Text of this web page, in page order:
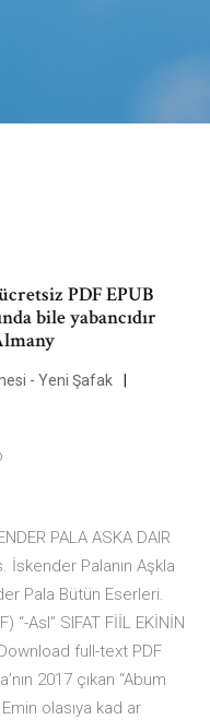
PDF EPUB
bile yabancıdır
- Yeni Şafak
PALA ASKA DAIR
İskender Palanın Aşkla
Pala Bütün Eserleri.
AsI” SIFAT FİİL EKİNİN
Download full-text PDF
2017 çıkan “Abum
olasıya kad ar